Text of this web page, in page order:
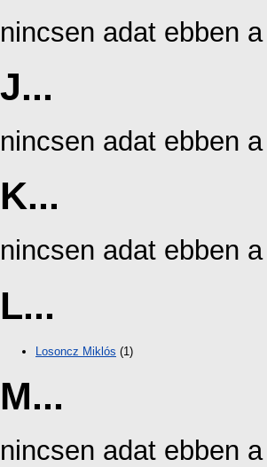
nincsen adat ebben
J...
nincsen adat ebben
K...
nincsen adat ebben
L...
Losoncz Miklós (1)
M...
nincsen adat ebben